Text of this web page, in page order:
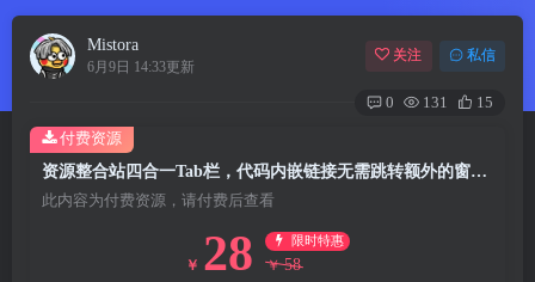
Mistora
6月9日 14:33更新
关注 私信
0 131 15
资源整合站四合一Tab栏，代码内嵌链接无需跳转额外的窗口网站
此内容为付费资源，请付费后查看
￥ 28 限时特惠
￥ 58
付费资源